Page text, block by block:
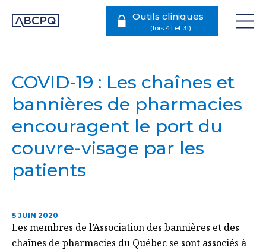
Outils cliniques
COVID-19 : Les chaînes et
bannières de pharmacies
encouragent le port du
couvre-visage par les
patients
5 JUIN 2020
Les membres de l’Association des bannières et des
chaînes de pharmacies du Québec se sont associés à